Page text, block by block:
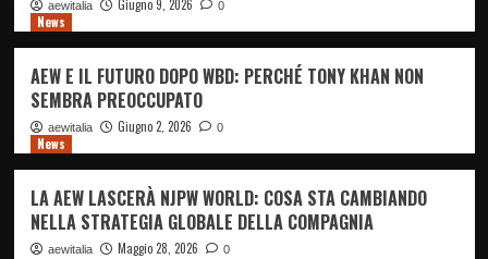
aewitalia Giugno 9, 2026 0
News
AEW E IL FUTURO DOPO WBD: PERCHÉ TONY KHAN NON
SEMBRA PREOCCUPATO
aewitalia Giugno 2, 2026 0
News
LA AEW LASCERÀ NJPW WORLD: COSA STA CAMBIANDO
NELLA STRATEGIA GLOBALE DELLA COMPAGNIA
aewitalia Maggio 28, 2026 0